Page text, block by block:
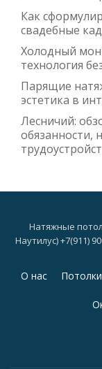
Как
свадебные
Холодный
технология
Парящие
эстетика в
Лесничий:
обязанности,
Натяжные
Наутилус) +7(911)
О нас Потолки